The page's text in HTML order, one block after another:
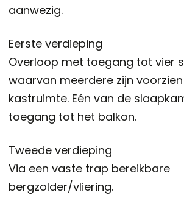
aanwezig.
Eerste verdieping
Overloop met toegang tot vier
waarvan meerdere zijn
kastruimte. Eén van de
toegang tot het balkon.
Tweede verdieping
Via een vaste trap bereikbare
bergzolder/vliering.